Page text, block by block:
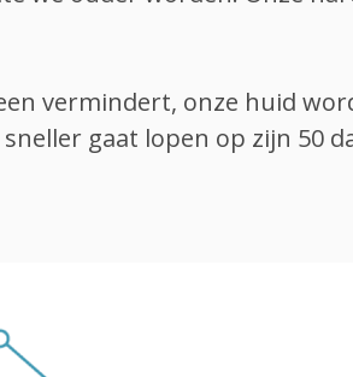
vermindert, onze huid
gaat lopen op zijn 50